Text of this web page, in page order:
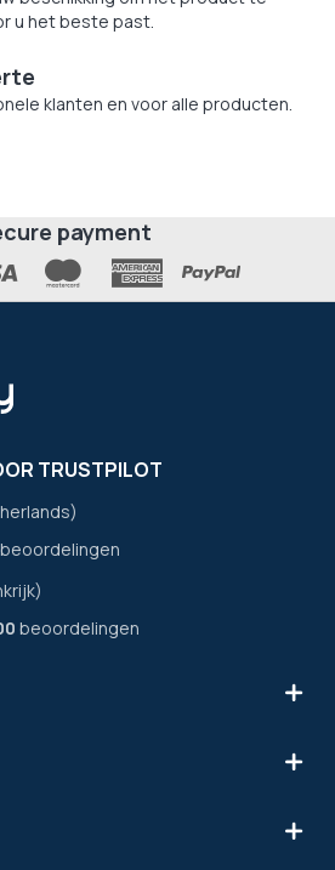
u het beste past.
klanten en voor alle producten.
payment
TRUSTPILOT
beoordelingen
beoordelingen